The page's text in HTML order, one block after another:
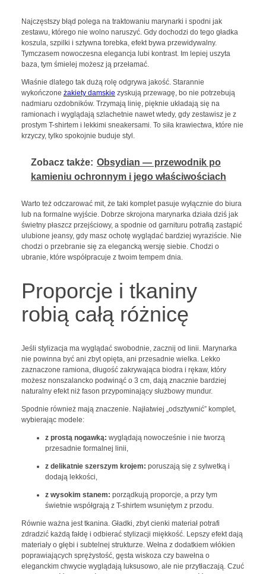
Najczęstszy błąd polega na traktowaniu marynarki i spodni jak
zestawu, którego nie wolno naruszyć. Gdy dochodzi do tego gładka
koszula, szpilki i sztywna torebka, efekt bywa przewidywalny.
Tymczasem nowoczesna elegancja lubi kontrast. Im lepiej uszyta
baza, tym śmielej możesz ją przełamać.
Właśnie dlatego tak dużą rolę odgrywa jakość. Starannie
wykończone żakiety damskie zyskują przewagę, bo nie potrzebują
nadmiaru ozdobników. Trzymają linię, pięknie układają się na
ramionach i wyglądają szlachetnie nawet wtedy, gdy zestawisz je z
prostym T-shirtem i lekkimi sneakersami. To siła krawiectwa, które nie
krzyczy, tylko spokojnie buduje styl.
Zobacz także: Obsydian — przewodnik po
kamieniu ochronnym i jego właściwościach
Warto też odczarować mit, że taki komplet pasuje wyłącznie do biura
lub na formalne wyjście. Dobrze skrojona marynarka działa dziś jak
świetny płaszcz przejściowy, a spodnie od garnituru potrafią zastąpić
ulubione jeansy, gdy masz ochotę wyglądać bardziej wyraziście. Nie
chodzi o przebranie się za elegancką wersję siebie. Chodzi o
ubranie, które współpracuje z twoim tempem dnia.
Proporcje i tkaniny
robią całą różnicę
Jeśli stylizacja ma wyglądać swobodnie, zacznij od linii. Marynarka
nie powinna być ani zbyt opięta, ani przesadnie wielka. Lekko
zaznaczone ramiona, długość zakrywająca biodra i rękaw, który
możesz nonszalancko podwinąć o 3 cm, dają znacznie bardziej
naturalny efekt niż fason przypominający służbowy mundur.
Spodnie również mają znaczenie. Najłatwiej „odsztywnić” komplet,
wybierając modele:
z prostą nogawką: wyglądają nowocześnie i nie tworzą
przesadnie formalnej linii,
z delikatnie szerszym krojem: poruszają się z sylwetką i
dodają lekkości,
z wysokim stanem: porządkują proporcje, a przy tym
świetnie współgrają z T-shirtem wsuniętym z przodu.
Równie ważna jest tkanina. Gładki, zbyt cienki materiał potrafi
zdradzić każdą fałdę i odbierać stylizacji miękkość. Lepszy efekt dają
materiały o głębi i subtelnej strukturze. Wełna z dodatkiem włókien
poprawiających sprężystość, gęsta wiskoza czy bawełna o
eleganckim chwycie wyglądają luksusowo, ale nie przytłaczają. Czuć